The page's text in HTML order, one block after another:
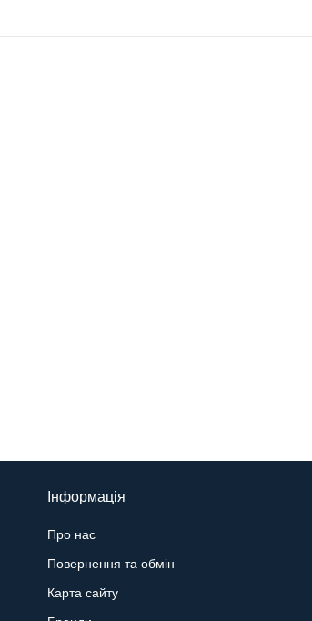
Інформація
Про нас
Повернення та обмін
Карта сайту